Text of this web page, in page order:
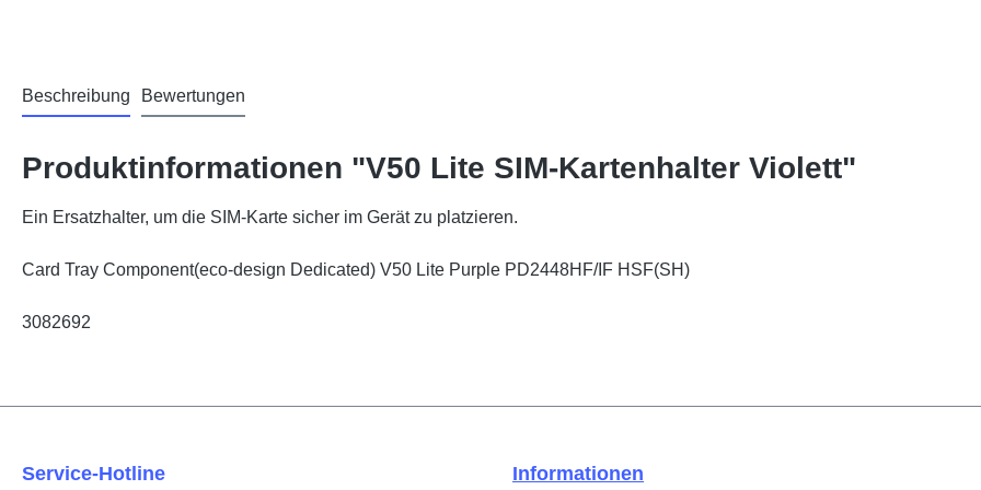
Beschreibung Bewertungen
Produktinformationen "V50 Lite SIM-Kartenhalter Violett"
Ein Ersatzhalter, um die SIM-Karte sicher im Gerät zu platzieren.
Card Tray Component(eco-design Dedicated) V50 Lite Purple PD2448HF/IF HSF(SH)
3082692
Service-Hotline Informationen